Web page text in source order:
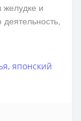
желудке и
, японский